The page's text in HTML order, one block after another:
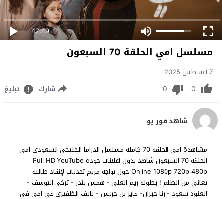
42:49
مسلسل امي الحلقة 70 السبعون
7 أغسطس 2025
0
0 شارك تبليغ
شاهد فور يو
مشاهدة امي الحلقة 70 كاملة مسلسل الدراما الخليجي السعودي امي
الحلقة 70 السبعون شاهد بدون اعلانات جودة Full HD YouTube
Online 1080p 720p 480p حول تواجه مريم تحديات لإنقاذ طالبة
تعاني من الظلم ! بطولة ريم العلي - همس بندر - تركي اليوسف -
العنود سعود - رنا جبران- فايز بن جريس - نايف الظفيري في امي في